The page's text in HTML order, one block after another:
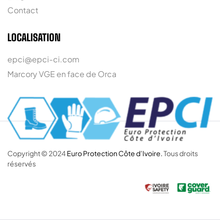
Contact
LOCALISATION
epci@epci-ci.com
Marcory VGE en face de Orca
Copyright © 2024 Euro Protection Côte d’Ivoire.Tous droits
réservés